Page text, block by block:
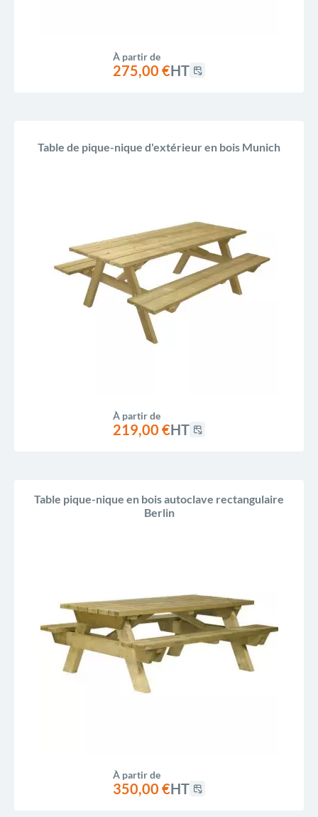
À partir de
275,00 €HT
Table de pique-nique d'extérieur en bois Munich
À partir de
219,00 €HT
Table pique-nique en bois autoclave rectangulaire
Berlin
À partir de
350,00 €HT